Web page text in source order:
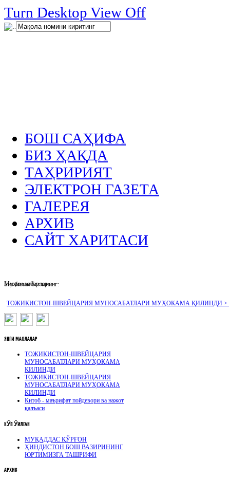
Turn Desktop View Off
.
БОШ САҲИФА
БИЗ ҲАҚДА
ТАҲРИРИЯТ
ЭЛЕКТРОН ГАЗЕТА
ГАЛЕРЕЯ
АРХИВ
САЙТ ХАРИТАСИ
Муҳим хабарлар :
ТОЖИКИСТОН-ШВЕЙЦАРИЯ МУНОСАБАТЛАРИ МУҲОКАМА ҚИЛИНДИ >
Биз билан боғланинг:
ЯНГИ МАҚОЛАЛАР
ТОЖИКИСТОН-ШВЕЙЦАРИЯ
МУНОСАБАТЛАРИ МУҲОКАМА
ҚИЛИНДИ
ТОЖИКИСТОН-ШВЕЙЦАРИЯ
МУНОСАБАТЛАРИ МУҲОКАМА
ҚИЛИНДИ
Китоб - маърифат пойдевори ва нажот
қалъаси
КӮП ӮҚИЛГАН
МУҚАДДАС ҚЎРҒОН
ҲИНДИСТОН БОШ ВАЗИРИНИНГ
ЮРТИМИЗГА ТАШРИФИ
АРХИВ